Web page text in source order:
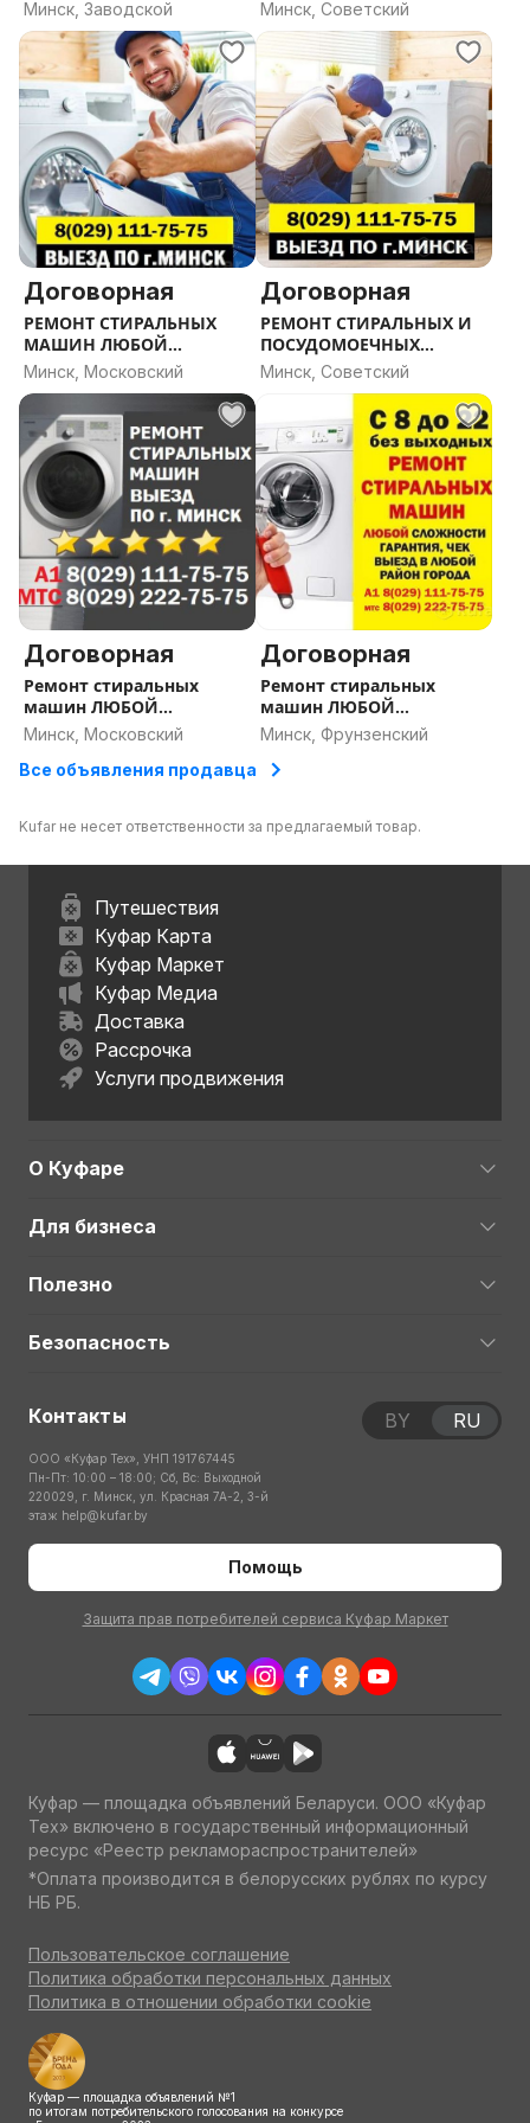
Ремонт стиральных машин на дому. Частный мастер
на дом. Ремонт стиральных машин недорого.
Частный мастер по ремонту стиральных машин.
Ремонт стиральных машин. Ремонт стиральных
маши. Мастер по ремонту бытовой техники. Частный
мастер по ремонту бытовой техники. Ремонт
стиральных машин частный мастер Минск.
Минск, Заводской Минск, Советский
Договорная
РЕМОНТ СТИРАЛЬНЫХ
МАШИН ЛЮБОЙ
СЛОЖНОСТИ
Минск, Московский
Договорная
РЕМОНТ СТИРАЛЬНЫХ И
ПОСУДОМОЕЧНЫХ
МАШИН. МИНСК
Минск, Советский
Договорная
Ремонт стиральных
машин ЛЮБОЙ
сложности и моделей
Минск, Московский
Договорная
Ремонт стиральных
машин ЛЮБОЙ
сложности и моделей
Минск, Фрунзенский
Все объявления продавца
Kufar не несет ответственности за предлагаемый товар.
Путешествия
Куфар Карта
Куфар Маркет
Куфар Медиа
Доставка
Рассрочка
Услуги продвижения
О Куфаре
Для бизнеса
Полезно
Безопасность
Контакты
ООО «Куфар Тех», УНП 191767445
Пн-Пт: 10:00 – 18:00; Сб, Вс: Выходной
220029, г. Минск, ул. Красная 7А-2, 3-й
этаж help@kufar.by
Помощь
Защита прав потребителей сервиса Куфар Маркет
BY RU
Куфар — площадка объявлений Беларуси. ООО «Куфар
Тех» включено в государственный информационный
ресурс «Реестр рекламораспространителей»
*Оплата производится в белорусских рублях по курсу
НБ РБ.
Пользовательское соглашение
Политика обработки персональных данных
Политика в отношении обработки cookie
Куфар — площадка объявлений №1
по итогам потребительского голосования на конкурсе